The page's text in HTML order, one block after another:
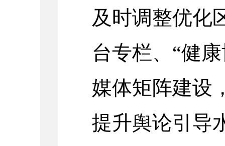
及时调整优化
台专栏、“健
媒体矩阵建设
提升舆论引导